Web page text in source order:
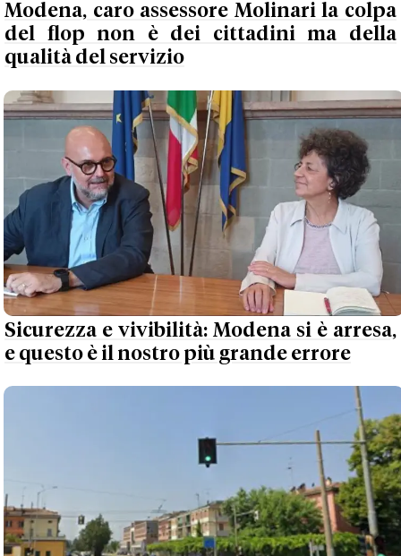
Modena, caro assessore Molinari la colpa
del flop non è dei cittadini ma della
qualità del servizio
Sicurezza e vivibilità: Modena si è arresa,
e questo è il nostro più grande errore